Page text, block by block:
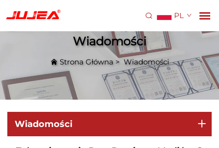
PL
Wiadomości
Strona Główna> Wiadomości
Wiadomości